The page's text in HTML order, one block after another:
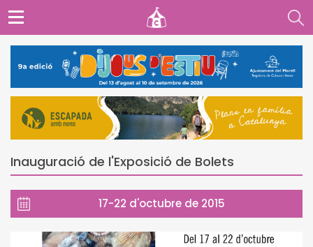
Inauguració de l'Exposició de Bolets
17-22 d'octubre de 2015